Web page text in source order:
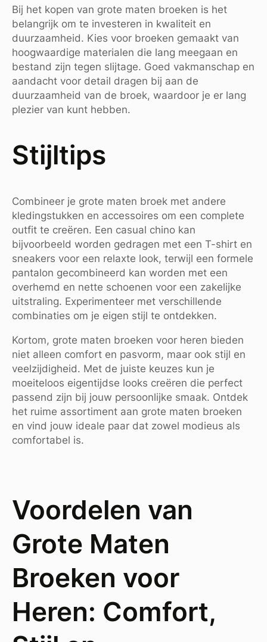
Bij het kopen van grote maten broeken is het
belangrijk om te investeren in kwaliteit en
duurzaamheid. Kies voor broeken gemaakt van
hoogwaardige materialen die lang meegaan en
bestand zijn tegen slijtage. Goed vakmanschap en
aandacht voor detail dragen bij aan de
duurzaamheid van de broek, waardoor je er lang
plezier van kunt hebben.
Stijltips
Combineer je grote maten broek met andere
kledingstukken en accessoires om een complete
outfit te creëren. Een casual chino kan
bijvoorbeeld worden gedragen met een T-shirt en
sneakers voor een relaxte look, terwijl een formele
pantalon gecombineerd kan worden met een
overhemd en nette schoenen voor een zakelijke
uitstraling. Experimenteer met verschillende
combinaties om je eigen stijl te ontdekken.
Kortom, grote maten broeken voor heren bieden
niet alleen comfort en pasvorm, maar ook stijl en
veelzijdigheid. Met de juiste keuzes kun je
moeiteloos eigentijdse looks creëren die perfect
passend zijn bij jouw persoonlijke smaak. Ontdek
het ruime assortiment aan grote maten broeken
en vind jouw ideale paar dat zowel modieus als
comfortabel is.
Voordelen van
Grote Maten
Broeken voor
Heren: Comfort,